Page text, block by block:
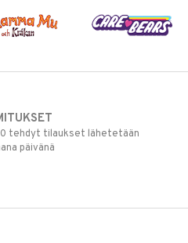
tehdyt tilaukset lähetetään
päivänä